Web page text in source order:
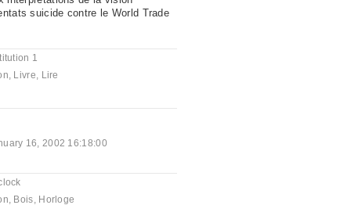
suicide contre le World Trade
1
, Livre, Lire
16, 2002 16:18:00
, Bois, Horloge